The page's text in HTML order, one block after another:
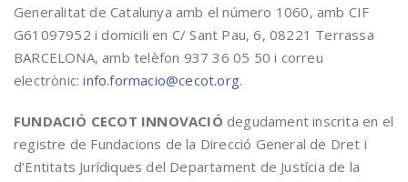
Generalitat de Catalunya amb el número 1060, amb CIF
G61097952 i domicili en C/ Sant Pau, 6, 08221 Terrassa
BARCELONA, amb telèfon 937 36 05 50 i correu
electrònic:info.formacio@cecot.org.
FUNDACIÓ CECOT INNOVACIÓ degudament inscrita en el
registre de Fundacions de la Direcció General de Dret i
d’Entitats Jurídiques del Departament de Justícia de la